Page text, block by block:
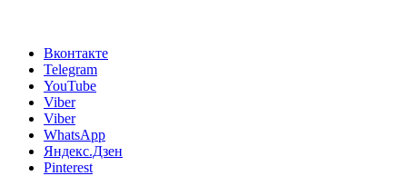
Вконтакте
Telegram
YouTube
Viber
Viber
WhatsApp
Яндекс.Дзен
Pinterest